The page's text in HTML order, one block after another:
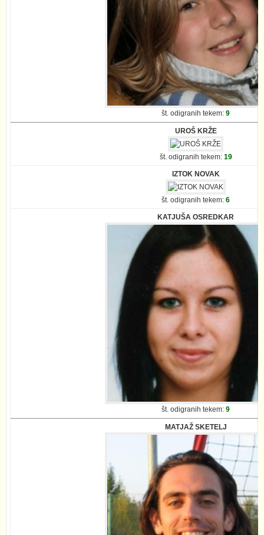
št. odigranih tekem:9
UROŠ KRŽE
št. odigranih tekem: 19
IZTOK NOVAK
št. odigranih tekem:6
KATJUŠA OSREDKAR
št. odigranih tekem:9
MATJAŽ SKETELJ